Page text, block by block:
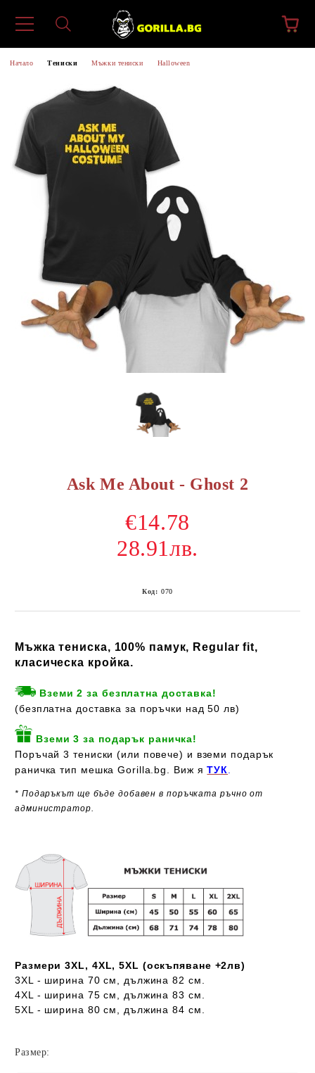
Начало Тениски Мъжки тениски Halloween
Ask Me About - Ghost 2
€14.78
28.91лв.
Код: 070
Мъжка тениска, 100% памук, Regular fit,
класическа кройка.
Вземи 2 за безплатна доставка!
(безплатна доставка за поръчки над 50 лв)
Вземи 3 за подарък раничка!
Поръчай 3 тениски (или повече) и вземи подарък
раничка тип мешка Gorilla.bg. Виж яТУК
* Подаръкът ще бъде добавен в поръчката ръчно от
администратор.
Размери 3XL, 4XL, 5XL (оскъпяване +2лв)
3XL - ширина 70 см, дължина 82 см.
4XL - ширина 75 см, дължина 83 см.
5XL - ширина 80 см, дължина 84 см.
Размер: